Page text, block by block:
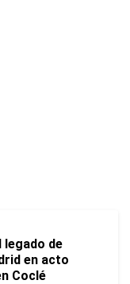
legado de
en acto
Coclé